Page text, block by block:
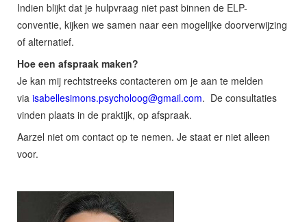
Indien blijkt dat je hulpvraag niet past binnen de ELP-
conventie, kijken we samen naar een mogelijke doorverwijzing
of alternatief.
Hoe een afspraak maken?
Je kan mij rechtstreeks contacteren om je aan te melden
via isabellesimons.psycholoog@gmail.com. De consultaties
vinden plaats in de praktijk, op afspraak.
Aarzel niet om contact op te nemen. Je staat er niet alleen
voor.